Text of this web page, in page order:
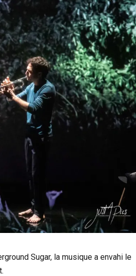
Sugar, la musique a envahi le